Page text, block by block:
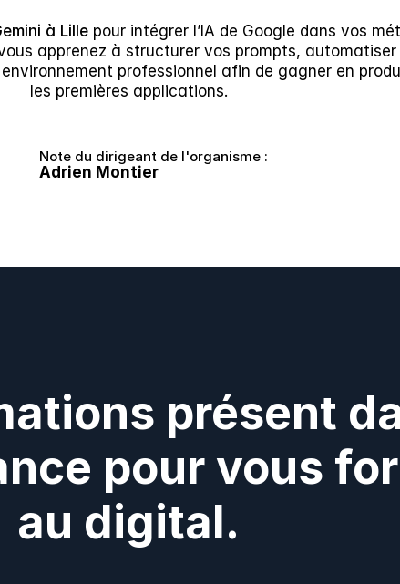
à Lille pour intégrer l’IA de Google dans vos
apprenez à structurer vos prompts,
professionnel afin de gagner en
les premières applications.
Note du dirigeant de l'organisme :
Adrien Montier
présent
pour vous
au digital.